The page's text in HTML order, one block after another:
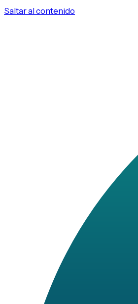
Saltar al contenido